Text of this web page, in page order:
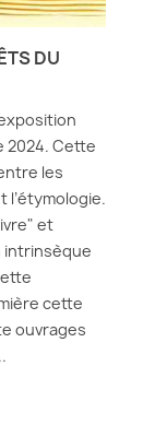
DU
2024. Cette
les
l’étymologie.
et
intrinsèque
cette
ouvrages